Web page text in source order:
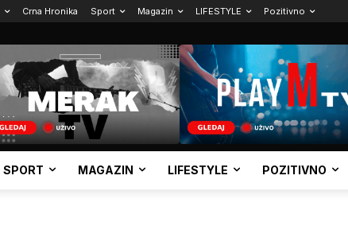
Crna Hronika Sport Magazin LIFESTYLE Pozitivno
SPORT MAGAZIN LIFESTYLE POZITIVNO